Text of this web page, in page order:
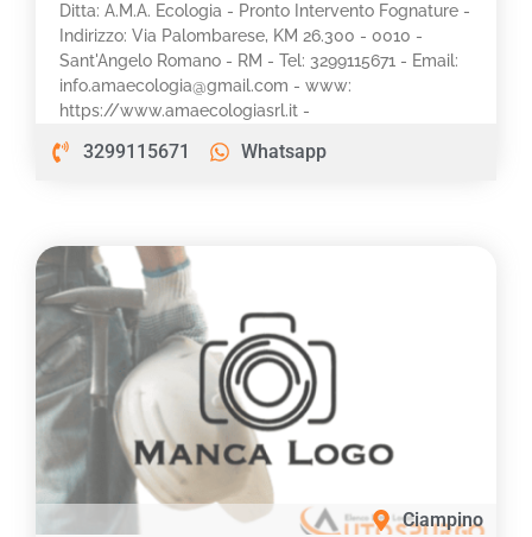
Ditta: A.M.A. Ecologia - Pronto Intervento Fognature -
Indirizzo: Via Palombarese, KM 26.300 - 0010 -
Sant'Angelo Romano - RM - Tel: 3299115671 - Email:
info.amaecologia@gmail.com - www:
https://www.amaecologiasrl.it -
3299115671 Whatsapp
Ciampino